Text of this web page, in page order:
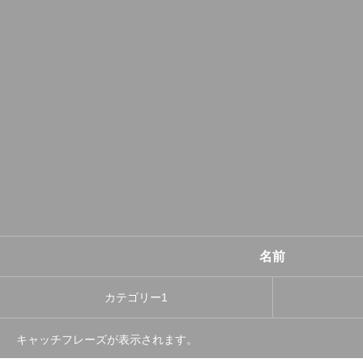
名前
カテゴリー1
キャッチフレーズが表示されます。